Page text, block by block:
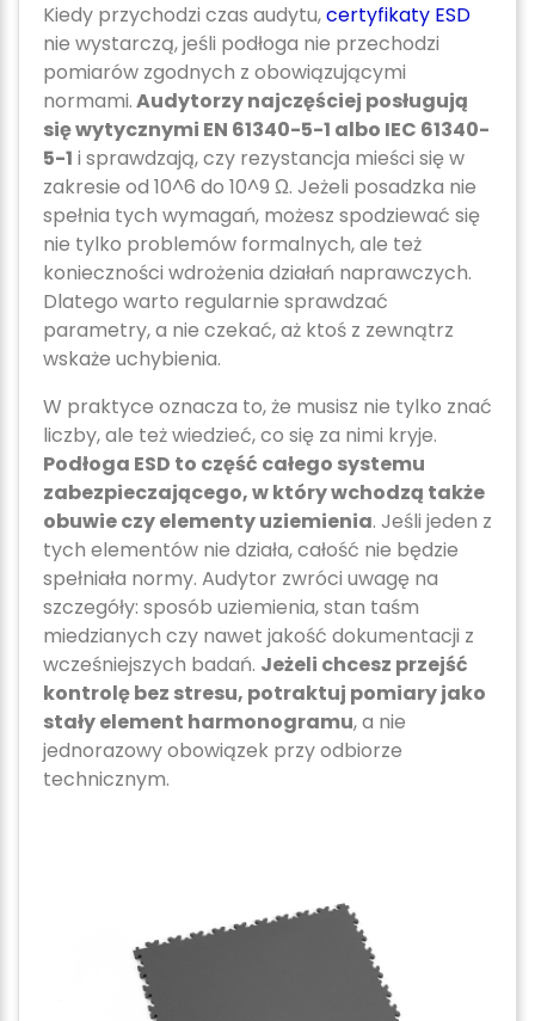
Kiedy przychodzi czas audytu,certyfikaty ESD
nie wystarczą, jeśli podłoga nie przechodzi
pomiarów zgodnych z obowiązującymi
normami.Audytorzy najczęściej posługują
się wytycznymi EN 61340-5-1 albo IEC 61340-
5-1 i sprawdzają, czy rezystancja mieści się w
zakresie od 10^6 do 10^9 Ω. Jeżeli posadzka nie
spełnia tych wymagań, możesz spodziewać się
nie tylko problemów formalnych, ale też
konieczności wdrożenia działań naprawczych.
Dlatego warto regularnie sprawdzać
parametry, a nie czekać, aż ktoś z zewnątrz
wskaże uchybienia.
W praktyce oznacza to, że musisz nie tylko znać
liczby, ale też wiedzieć, co się za nimi kryje.
Podłoga ESD to część całego systemu
zabezpieczającego, w który wchodzą także
obuwie czy elementy uziemienia. Jeśli jeden z
tych elementów nie działa, całość nie będzie
spełniała normy. Audytor zwróci uwagę na
szczegóły: sposób uziemienia, stan taśm
miedzianych czy nawet jakość dokumentacji z
wcześniejszych badań. Jeżeli chcesz przejść
kontrolę bez stresu, potraktuj pomiary jako
stały element harmonogramu, a nie
jednorazowy obowiązek przy odbiorze
technicznym.